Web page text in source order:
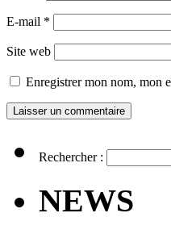
E-mail *
Site web
Enregistrer mon nom, mon
Rechercher :
NEWS